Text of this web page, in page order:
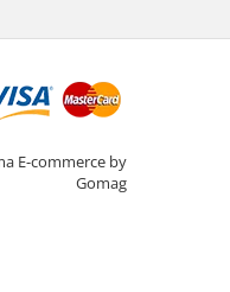
E-commerce by
Gomag